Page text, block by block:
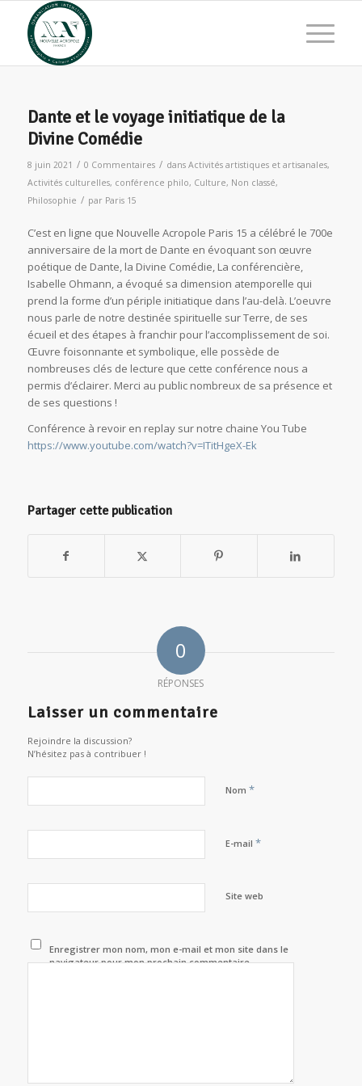
Dante et le voyage initiatique de la
Divine Comédie
8 juin 2021 / 0 Commentaires / dans Activités artistiques et artisanales,
Activités culturelles, conférence philo, Culture, Non classé,
Philosophie / par Paris 15
C’est en ligne que Nouvelle Acropole Paris 15 a célébré le 700e
anniversaire de la mort de Dante en évoquant son œuvre
poétique de Dante, la Divine Comédie, La conférencière,
Isabelle Ohmann, a évoqué sa dimension atemporelle qui
prend la forme d’un périple initiatique dans l’au-delà. L’oeuvre
nous parle de notre destinée spirituelle sur Terre, de ses
écueil et des étapes à franchir pour l’accomplissement de soi.
Œuvre foisonnante et symbolique, elle possède de
nombreuses clés de lecture que cette conférence nous a
permis d’éclairer. Merci au public nombreux de sa présence et
de ses questions !
Conférence à revoir en replay sur notre chaine You Tube
https://www.youtube.com/watch?v=ITitHgeX-Ek
Partager cette publication
0
RÉPONSES
Laisser un commentaire
Rejoindre la discussion?
N’hésitez pas à contribuer !
Nom *
E-mail *
Site web
Enregistrer mon nom, mon e-mail et mon site dans le
navigateur pour mon prochain commentaire.